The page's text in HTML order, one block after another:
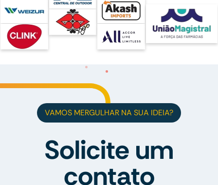
VAMOS MERGULHAR NA SUA IDEIA?
Solicite um
contato